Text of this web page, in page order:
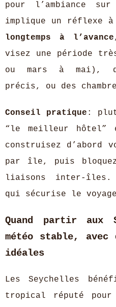
pour l’ambiance
implique un réflexe
longtemps à l’avance
visez une période
ou mars à mai),
précis, ou des
Conseil pratique :
“le meilleur hôtel”
construisez
par île, puis
liaisons inter-îles.
qui sécurise le
Quand partir aux
météo stable, avec
idéales
Les Seychelles
tropical réputé